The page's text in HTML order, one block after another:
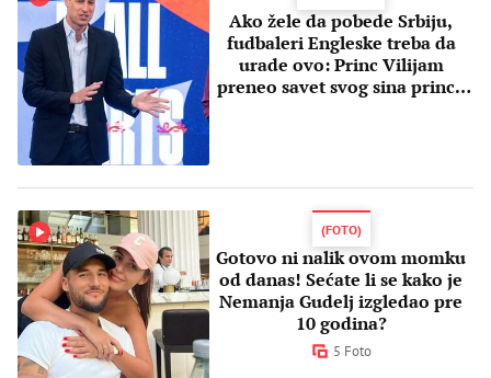
Ako žele da pobede Srbiju,
fudbaleri Engleske treba da
urade ovo: Princ Vilijam
preneo savet svog sina princa
(FOTO)
Gotovo ni nalik ovom momku
od danas! Sećate li se kako je
Nemanja Gudelj izgledao pre
10 godina?
5 Foto